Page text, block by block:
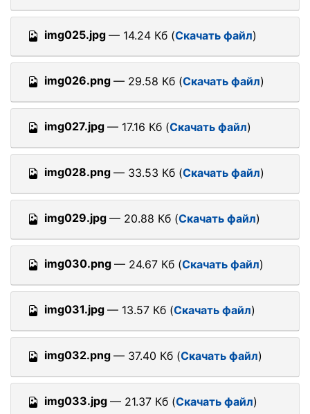
img025.jpg — 14.24 Кб (Скачать файл)
img026.png — 29.58 Кб (Скачать файл)
img027.jpg — 17.16 Кб (Скачать файл)
img028.png — 33.53 Кб (Скачать файл)
img029.jpg — 20.88 Кб (Скачать файл)
img030.png — 24.67 Кб (Скачать файл)
img031.jpg — 13.57 Кб (Скачать файл)
img032.png — 37.40 Кб (Скачать файл)
img033.jpg — 21.37 Кб (Скачать файл)